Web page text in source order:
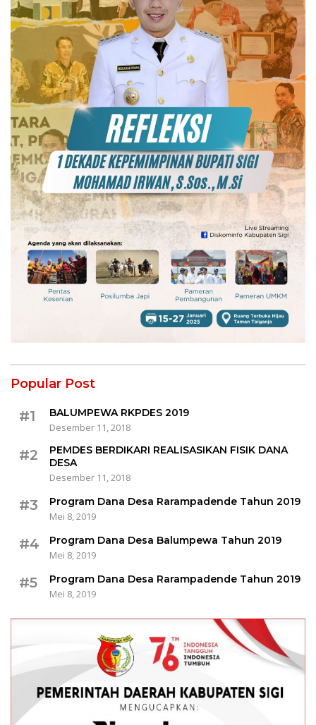
Popular Post
#1
BALUMPEWA RKPDES 2019
Desember 11, 2018
#2
PEMDES BERDIKARI REALISASIKAN FISIK DANA
DESA
Desember 11, 2018
#3
Program Dana Desa Rarampadende Tahun 2019
Mei 8, 2019
#4
Program Dana Desa Balumpewa Tahun 2019
Mei 8, 2019
#5
Program Dana Desa Rarampadende Tahun 2019
Mei 8, 2019